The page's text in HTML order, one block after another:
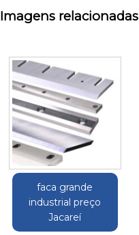
Imagens relacionadas
faca grande
industrial preço
Jacareí